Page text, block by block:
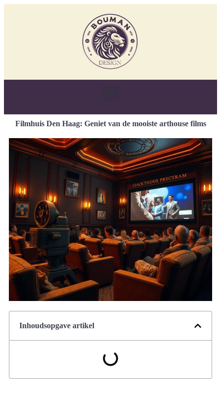
Filmhuis Den Haag: Geniet van de mooiste arthouse films
Inhoudsopgave artikel